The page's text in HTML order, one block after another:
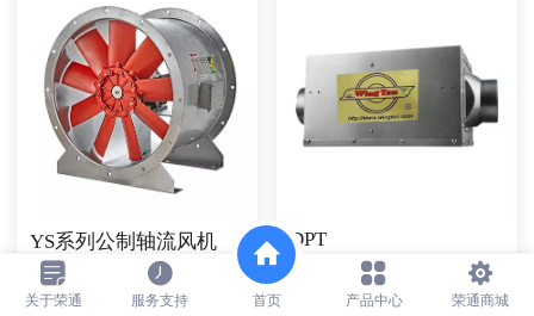
YS系列公制轴流风机 DPT
关于荣通 服务支持 首页 产品中心 荣通商城